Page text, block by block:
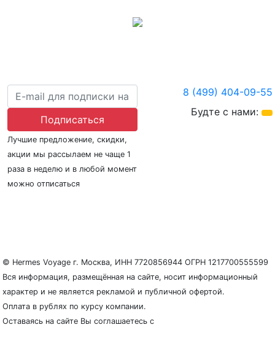
© Hermes Voyage г. Москва, ИНН 7720856944 ОГРН 1217700555599
Вся информация, размещённая на сайте, носит информационный
характер и не является рекламой и публичной офертой.
Оплата в рублях по курсу компании.
Оставаясь на сайте Вы соглашаетесь с
Подписаться
Лучшие предложение, скидки,
акции мы рассылаем не чаще 1
раза в неделю и в любой момент
можно отписаться
8 (499) 404-09-55
Будте с нами: